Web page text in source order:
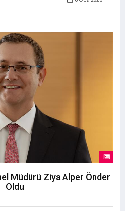
Müdürü Ziya Alper Önder
Oldu